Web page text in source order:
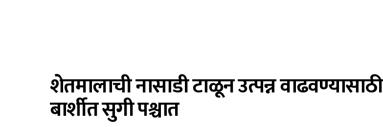
शेतमालाची नासाडी टाळून उत्पन्न वाढवण्यासाठी
बार्शीत सुगी पश्चात